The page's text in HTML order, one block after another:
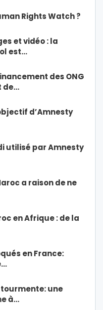
Rights Watch ?
et vidéo : la
est…
des ONG
de…
d’Amnesty
utilisé par Amnesty
a raison de ne
en Afrique : de la
en France:
une
à…